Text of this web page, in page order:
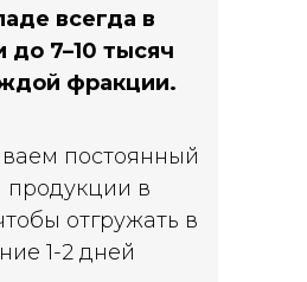
4–5 тыс.
тонн
всегда в
до 7–10 тысяч
фракции.
постоянный
продукции в
отгружать в
1-2 дней